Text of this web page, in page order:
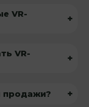
VR-
+
VR-
+
продажи? +